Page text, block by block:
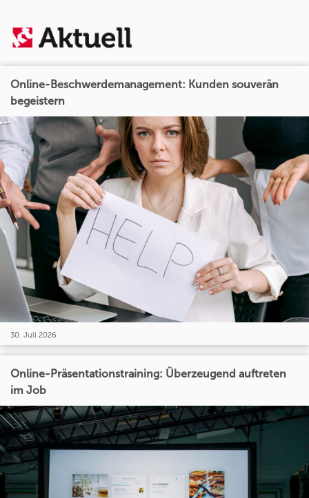
Online-Beschwerdemanagement: Kunden souverän
begeistern
30. Juli 2026
Online-Präsentationstraining: Überzeugend auftreten
im Job